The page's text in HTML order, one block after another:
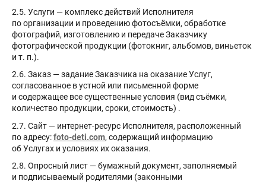
2.5. Услуги — комплекс действий Исполнителя
по организации и проведению фотосъёмки, обработке
фотографий, изготовлению и передаче Заказчику
фотографической продукции (фотокниг, альбомов, виньеток
и т. п.).
2.6. Заказ — задание Заказчика на оказание Услуг,
согласованное в устной или письменной форме
и содержащее все существенные условия (вид съёмки,
количество продукции, сроки, стоимость) .
2.7. Сайт — интернет-ресурс Исполнителя, расположенный
по адресу:foto-deti.com, содержащий информацию
об Услугах и условиях их оказания.
2.8. Опросный лист — бумажный документ, заполняемый
и подписываемый родителями (законными